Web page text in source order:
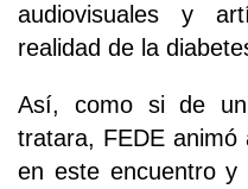
audiovisuales y
realidad de la
Así, como si de
tratara, FEDE
en este encuentro y